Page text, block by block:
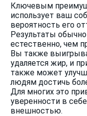
Ключевым
использует ваш
вероятность его
Результаты
естественно, чем
Вы также
удаляется жир, и
также может
людям достичь
Для многих это
уверенности в
внешностью.